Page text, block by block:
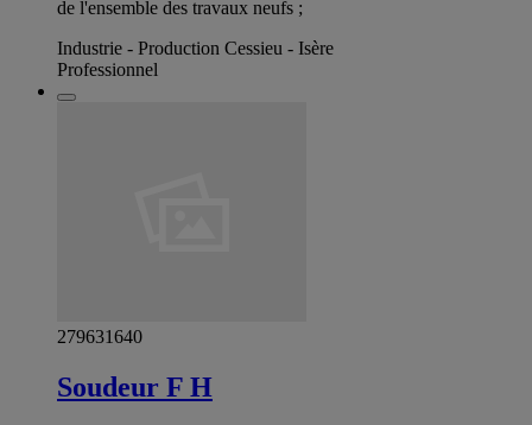
de l'ensemble des travaux neufs ;
Industrie - Production Cessieu - Isère
Professionnel
279631640
Soudeur F H